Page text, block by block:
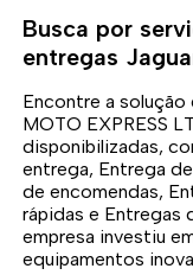
Busca por
entregas
Encontre a solução
MOTO EXPRESS
disponibilizadas,
entrega, Entrega
de encomendas,
rápidas e Entregas
empresa investiu
equipamentos